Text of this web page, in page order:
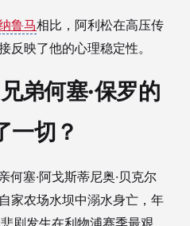
鲁马相比，阿利松在高压传
反映了他的心理稳定性。
弟何塞·保罗的
一切？
何塞·阿戈斯蒂尼奥·贝克尔
家农场水坝中溺水身亡，年